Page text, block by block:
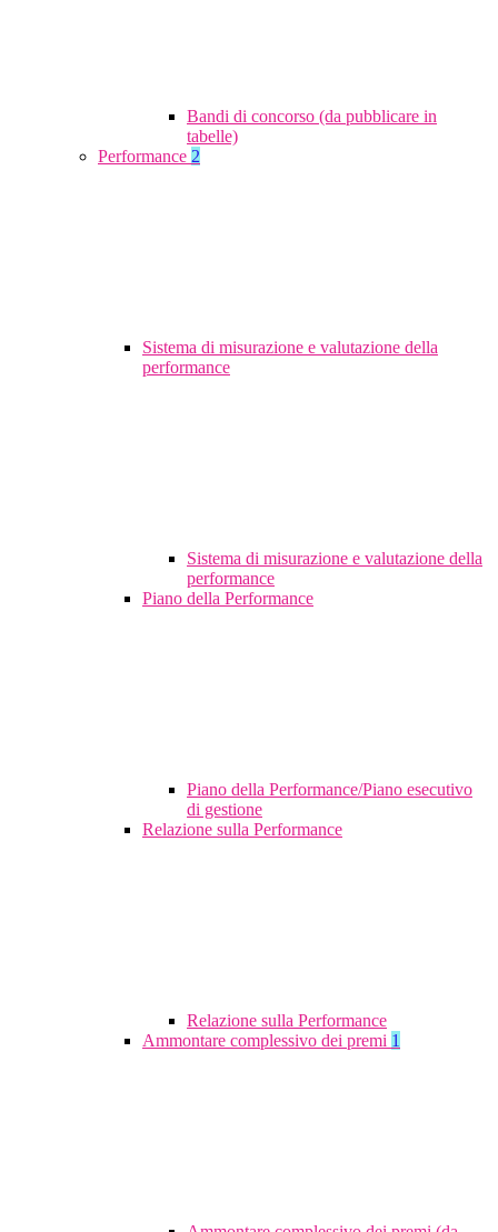
Bandi di concorso (da pubblicare in
tabelle)
Performance 2
Sistema di misurazione e valutazione della
performance
Sistema di misurazione e valutazione della
performance
Piano della Performance
Piano della Performance/Piano esecutivo
di gestione
Relazione sulla Performance
Relazione sulla Performance
Ammontare complessivo dei premi 1